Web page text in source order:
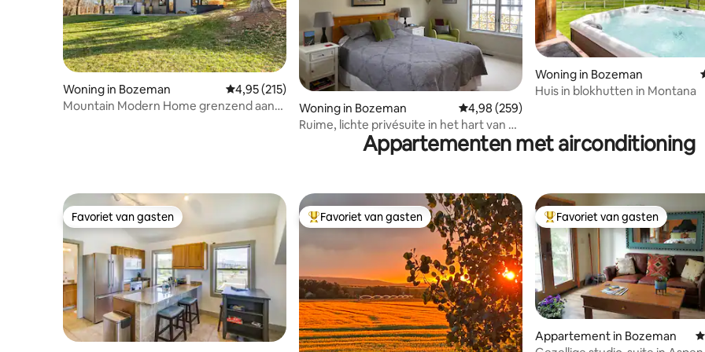
Woning in Bozeman Gemiddelde beoordeling van 4,95 uit 5, 215 recensies
4,95 (215)
Mountain Modern Home grenzend aan
Woning in Bozeman Gemiddelde beoordeling van 4,98 uit 5, 259
4,98 (259)
Ruime, lichte privésuite in het hart van de
Woning in Bozeman
Huis in blokhutten in Montana
Appartementen met airconditioning
Favoriet van gasten
Favoriet van gasten Topfavoriet van gasten
Favoriet van gasten Topfavoriet van gasten
Favoriet van gasten
Appartement in Bozeman